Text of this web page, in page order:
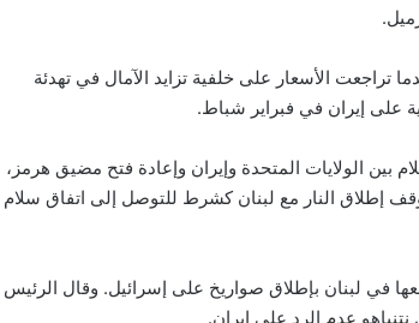
تراجعت الأسعار على خلفية تزايد الآمال في تهدئة
على إيران في فبراير شباط.
بين الولايات المتحدة وإيران وإعادة فتح مضيق هرمز،
إطلاق النار مع لبنان كشرط للتوصل إلى اتفاق سلام
في لبنان بإطلاق صواريخ على إسرائيل. وقال الرئيس
عدم الرد على إيران.